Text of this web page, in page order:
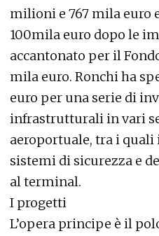
milioni e 767 mila euro
100mila euro dopo le
accantonato per il
mila euro. Ronchi ha
euro per una serie di
infrastrutturali in vari
aeroportuale, tra i
sistemi di sicurezza e
al terminal.
I progetti
L’opera principe è il